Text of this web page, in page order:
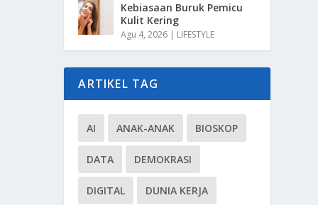
Kebiasaan Buruk Pemicu
Kulit Kering
Agu 4, 2026 | LIFESTYLE
ARTIKEL TAG
AI ANAK-ANAK BIOSKOP
DATA DEMOKRASI
DIGITAL DUNIA KERJA